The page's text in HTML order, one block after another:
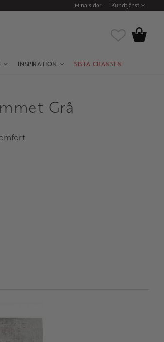
Mina sidor Kundtjänst
INSPIRATION SISTA CHANSEN
Favoriter
Kundvagn
Grå
i favoriter